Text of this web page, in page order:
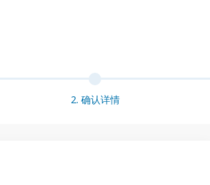
2. 确认详情